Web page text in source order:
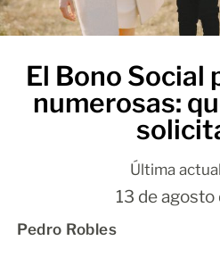
El Bono Social
numerosas:
Última
13 de
Pedro Robles